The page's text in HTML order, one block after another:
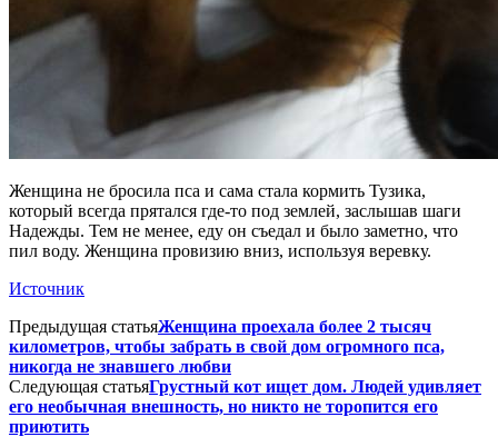
Женщина не бросила пса и сама стала кормить Тузика,
который всегда прятался где-то под землей, заслышав шаги
Надежды. Тем не менее, еду он съедал и было заметно, что
пил воду. Женщина провизию вниз, используя веревку.
Источник
Предыдущая статьяЖенщина проехала более 2 тысяч
километров, чтобы забрать в свой дом огромного пса,
никогда не знавшего любви
Следующая статьяГрустный кот ищет дом. Людей удивляет
его необычная внешность, но никто не торопится его
приютить